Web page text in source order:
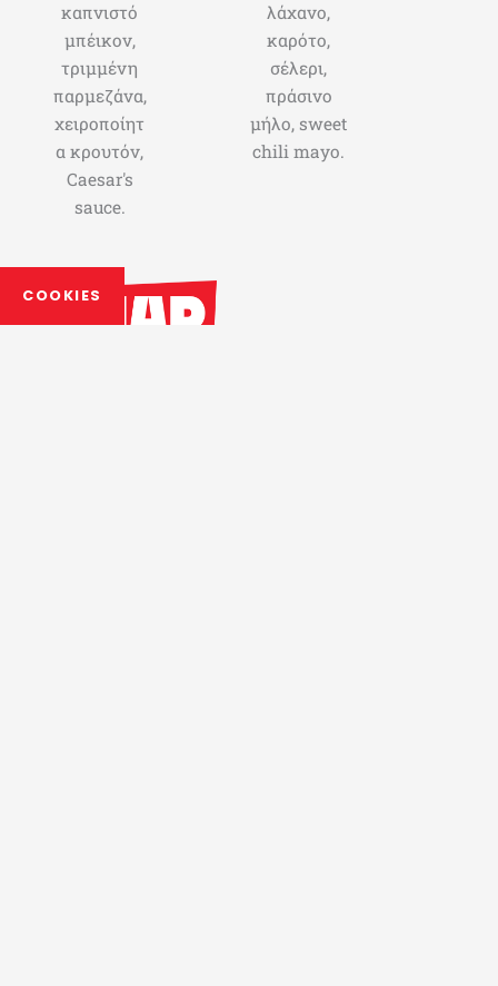
COOKIES
καπνιστό
μπέικον,
τριμμένη
παρμεζάνα,
χειροποίητ
α κρουτόν,
Caesar's
sauce.
λάχανο,
καρότο,
σέλερι,
πράσινο
μήλο, sweet
chili mayo.